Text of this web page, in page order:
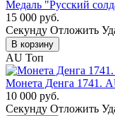
Медаль "Русский
15 000 руб.
Cекунду Отложить
В корзину
AU Топ
Монета Денга 1741.
10 000 руб.
Cекунду Отложить